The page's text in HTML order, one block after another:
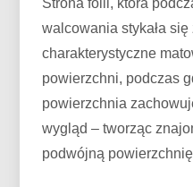
Strona folii, która
walcowania stykała
charakterystyczne
powierzchni, podczas
powierzchnia
wygląd – tworząc
podwójną